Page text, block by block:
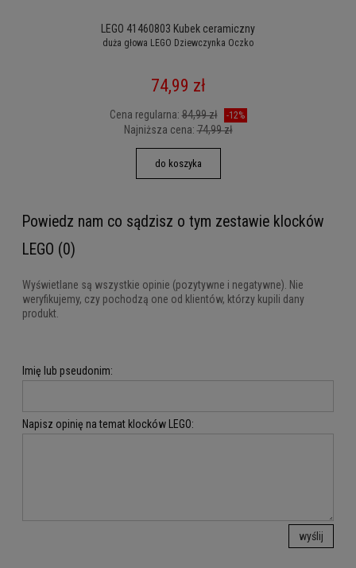
LEGO 41460803 Kubek ceramiczny
duża głowa LEGO Dziewczynka Oczko
74,99 zł
Cena regularna:84,99 zł -12%
Najniższa cena:74,99 zł
do koszyka
Powiedz nam co sądzisz o tym zestawie klocków
LEGO (0)
Wyświetlane są wszystkie opinie (pozytywne i negatywne). Nie
weryfikujemy, czy pochodzą one od klientów, którzy kupili dany
produkt.
Imię lub pseudonim:
Napisz opinię na temat klocków LEGO:
wyślij